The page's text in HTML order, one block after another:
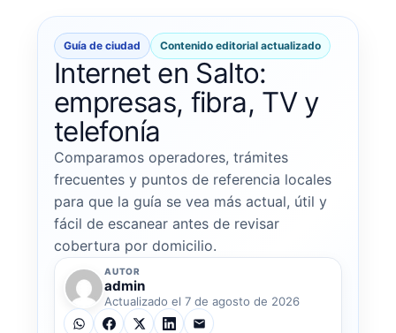
Guía de ciudad Contenido editorial actualizado
Internet en Salto:
empresas, fibra, TV y
telefonía
Comparamos operadores, trámites
frecuentes y puntos de referencia locales
para que la guía se vea más actual, útil y
fácil de escanear antes de revisar
cobertura por domicilio.
AUTOR
admin
Actualizado el 7 de agosto de 2026